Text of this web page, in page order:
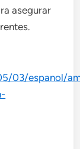
asegurar
03/espanol/